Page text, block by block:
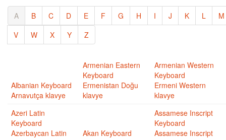
A B C D E F G H I J K L
M
V
W X Y Z
Albanian Keyboard
Arnavutça klavye
Armenian Eastern
Keyboard
Ermenistan Doğu
klavye
Armenian Western
Keyboard
Ermeni Western
klavye
Azeri Latin
Keyboard
Azerbaycan Latin
Akan Keyboard
Assamese Inscript
Keyboard
Assamese Inscript